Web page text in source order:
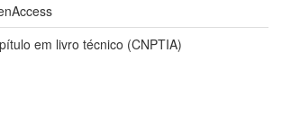
em livro técnico (CNPTIA)